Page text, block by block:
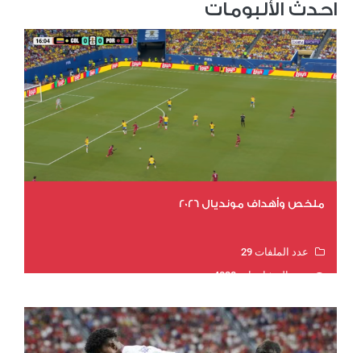
احدث الألبومات
ملخص وأهداف مونديال 2026
عدد الملفات 29
عدد المشاهدات 4828